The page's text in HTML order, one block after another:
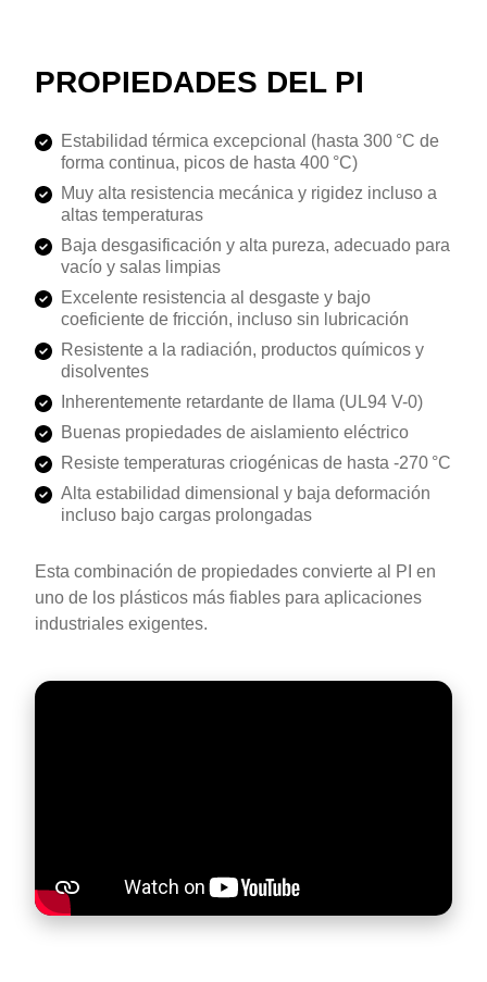
PROPIEDADES DEL PI
Estabilidad térmica excepcional (hasta 300 °C de
forma continua, picos de hasta 400 °C)
Muy alta resistencia mecánica y rigidez incluso a
altas temperaturas
Baja desgasificación y alta pureza, adecuado para
vacío y salas limpias
Excelente resistencia al desgaste y bajo
coeficiente de fricción, incluso sin lubricación
Resistente a la radiación, productos químicos y
disolventes
Inherentemente retardante de llama (UL94 V-0)
Buenas propiedades de aislamiento eléctrico
Resiste temperaturas criogénicas de hasta -270 °C
Alta estabilidad dimensional y baja deformación
incluso bajo cargas prolongadas
Esta combinación de propiedades convierte al PI en
uno de los plásticos más fiables para aplicaciones
industriales exigentes.